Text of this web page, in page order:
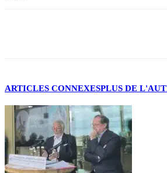
ARTICLES CONNEXESPLUS DE